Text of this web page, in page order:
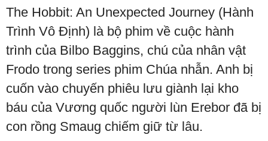
The Hobbit: An Unexpected Journey (Hành
Trình Vô Định) là bộ phim về cuộc hành
trình của Bilbo Baggins, chú của nhân vật
Frodo trong series phim Chúa nhẫn. Anh bị
cuốn vào chuyến phiêu lưu giành lại kho
báu của Vương quốc người lùn Erebor đã bị
con rồng Smaug chiếm giữ từ lâu.